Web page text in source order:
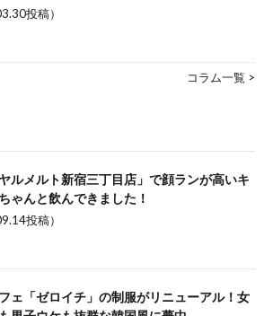
投稿）
コラム一覧 >
ヤルメルト新宿三丁目店」で顔ランが高いキ
ゃんと飲んできました！
投稿）
ェ「ゼロイチ」の制服がリニューアル！女